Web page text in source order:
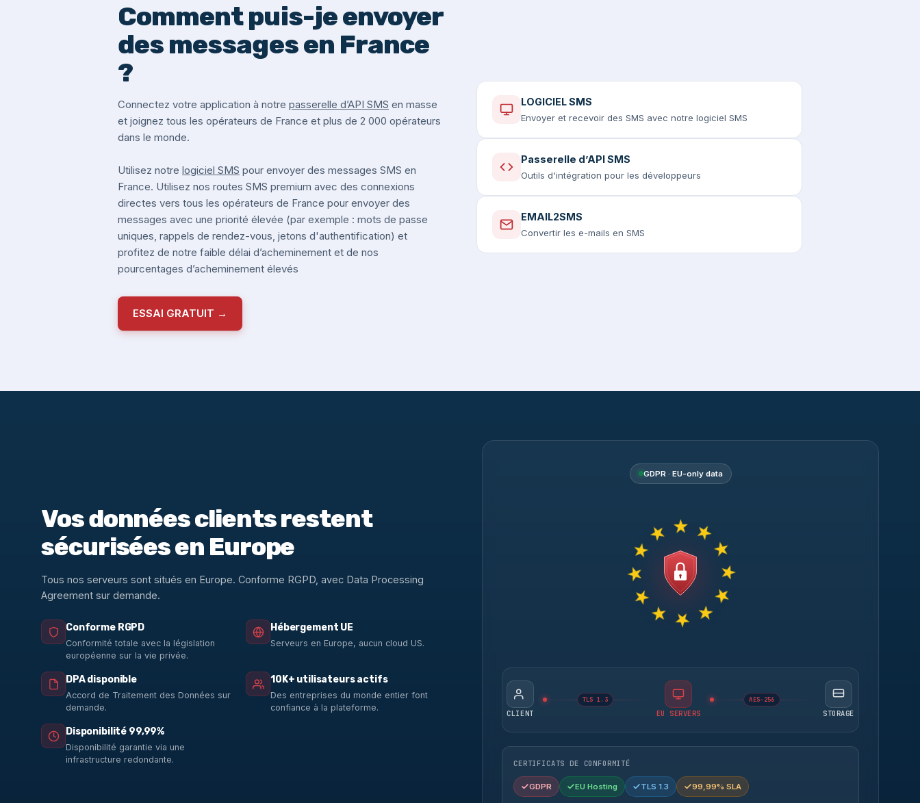
Comment puis-je envoyer
des messages en France
?
Connectez votre application à notre passerelle d’API SMS en masse
et joignez tous les opérateurs de France et plus de 2 000 opérateurs
dans le monde.
Utilisez notre logiciel SMS pour envoyer des messages SMS en
France. Utilisez nos routes SMS premium avec des connexions
directes vers tous les opérateurs de France pour envoyer des
messages avec une priorité élevée (par exemple : mots de passe
uniques, rappels de rendez-vous, jetons d'authentification) et
profitez de notre faible délai d’acheminement et de nos
pourcentages d’acheminement élevés
ESSAI GRATUIT →
LOGICIEL SMS
Envoyer et recevoir des SMS avec notre logiciel SMS
Passerelle d’API SMS
Outils d'intégration pour les développeurs
EMAIL2SMS
Convertir les e-mails en SMS
Vos données clients restent
sécurisées en Europe
Tous nos serveurs sont situés en Europe. Conforme RGPD, avec Data Processing
Agreement sur demande.
Conforme RGPD
Conformité totale avec la législation
européenne sur la vie privée.
Hébergement UE
Serveurs en Europe, aucun cloud US.
DPA disponible
Accord de Traitement des Données sur
demande.
10K+ utilisateurs actifs
Des entreprises du monde entier font
confiance à la plateforme.
Disponibilité 99,99%
Disponibilité garantie via une
infrastructure redondante.
GDPR · EU-only data
CLIENT
TLS 1.3
EU SERVERS
AES-256
STORAGE
CERTIFICATS DE CONFORMITÉ
GDPR EU Hosting TLS 1.3 99,99% SLA